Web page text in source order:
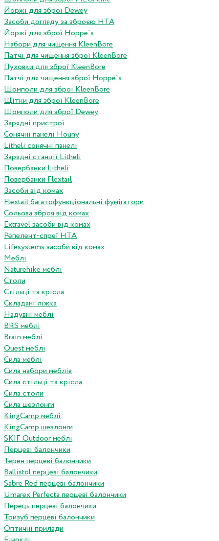
Йоржі для зброї Dewey
Засоби догляду за зброєю HTA
Йоржі для зброї Hoppe`s
Набори для чищення KleenBore
Патчі для чищення зброї KleenBore
Пуховки для зброї KleenBore
Патчі для чищення зброї Hoppe`s
Шомполи для зброї KleenBore
Щітки для зброї KleenBore
Шомполи для зброї Dewey
Зарядні пристрої
Сонячні панелі Houny
Litheli сонячні панелі
Зарядні станції Litheli
Повербанки Litheli
Повербанки Flextail
Засоби від комах
Flextail багатофункціональні фумігатори
Сольова зброя від комах
Extravel засоби від комах
Репелент-спреї HTA
Lifesystems засоби від комах
Меблі
Naturehike меблі
Столи
Стільці та крісла
Складані ліжка
Надувні меблі
BRS меблі
Brain меблі
Quest меблі
Сила меблі
Сила набори меблів
Сила стільці та крісла
Сила столи
Сила шезлонги
KingCamp меблі
KingCamp шезлонги
SKIF Outdoor меблі
Перцеві балончики
Терен перцеві балончики
Ballistol перцеві балончики
Sabre Red перцеві балончики
Umarex Perfecta перцеві балончики
Перець перцеві балончики
Тризуб перцеві балончики
Оптичні прилади